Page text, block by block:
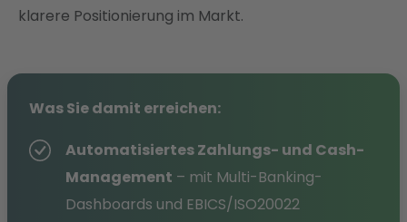
klarere Positionierung im Markt.
Was Sie damit erreichen:
Automatisiertes Zahlungs- und Cash-
Management – mit Multi-Banking-
Dashboards und EBICS/ISO20022